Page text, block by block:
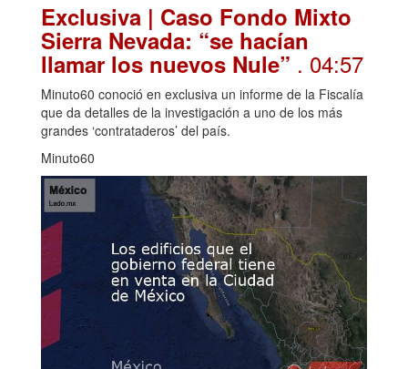
Exclusiva | Caso Fondo Mixto
Sierra Nevada: “se hacían
llamar los nuevos Nule” . 04:57
Minuto60 conoció en exclusiva un informe de la Fiscalía
que da detalles de la investigación a uno de los más
grandes ‘contrataderos’ del país.
Minuto60